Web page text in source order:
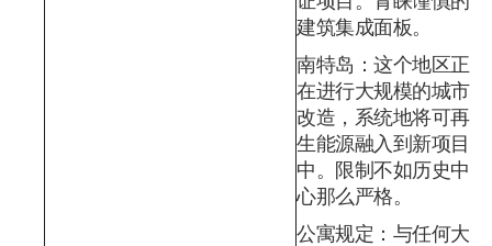
建筑集成面板。
南特岛：这个地区正
在进行大规模的城市
改造，系统地将可再
生能源融入到新项目
中。限制不如历史中
心那么严格。
公寓规定：与任何大